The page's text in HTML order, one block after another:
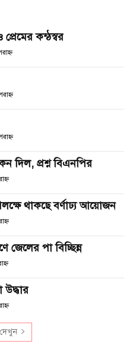
কন্ঠস্বর
দিল, প্রশ্ন বিএনপির
থাকছে বর্ণাঢ্য আয়োজন
জেলের পা বিচ্ছিন্ন
উদ্ধার